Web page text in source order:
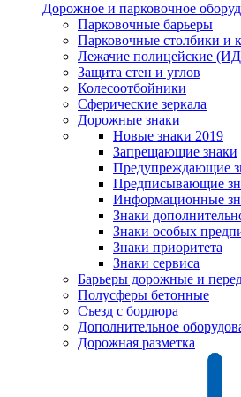
Дорожное и парковочное
Парковочные барьеры
Парковочные столбики и
Лежачие полицейские
Защита стен и углов
Колесоотбойники
Сферические зеркала
Дорожные знаки
Новые знаки 2019
Запрещающие знаки
Предупреждающие
Предписывающие
Информационные
Знаки
Знаки особых
Знаки приоритета
Знаки сервиса
Барьеры дорожные и
Полусферы бетонные
Съезд с бордюра
Дополнительное
Дорожная разметка